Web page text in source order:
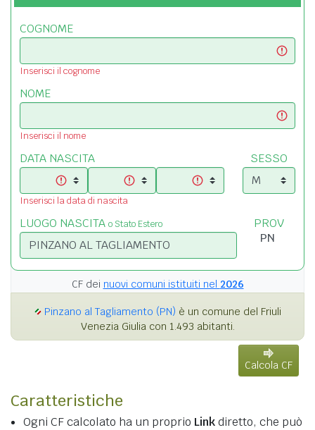
COGNOME
Inserisci il cognome
NOME
Inserisci il nome
DATA NASCITA
Inserisci la data di nascita
SESSO
LUOGO NASCITA o Stato Estero PROV
CF dei nuovi comuni istituiti nel 2026
Pinzano al Tagliamento (PN) è un comune del Friuli
Venezia Giulia con 1.493 abitanti.
Calcola CF
Caratteristiche
Ogni CF calcolato ha un proprio Linkdiretto, che può